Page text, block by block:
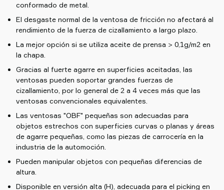
conformado de metal.
El desgaste normal de la ventosa de fricción no afectará al
rendimiento de la fuerza de cizallamiento a largo plazo.
La mejor opción si se utiliza aceite de prensa > 0,1g/m2 en
la chapa.
Gracias al fuerte agarre en superficies aceitadas, las
ventosas pueden soportar grandes fuerzas de
cizallamiento, por lo general de 2 a 4 veces más que las
ventosas convencionales equivalentes.
Las ventosas "OBF" pequeñas son adecuadas para
objetos estrechos con superficies curvas o planas y áreas
de agarre pequeñas, como las piezas de carrocería en la
industria de la automoción.
Pueden manipular objetos con pequeñas diferencias de
altura.
Disponible en versión alta (H), adecuada para el picking en